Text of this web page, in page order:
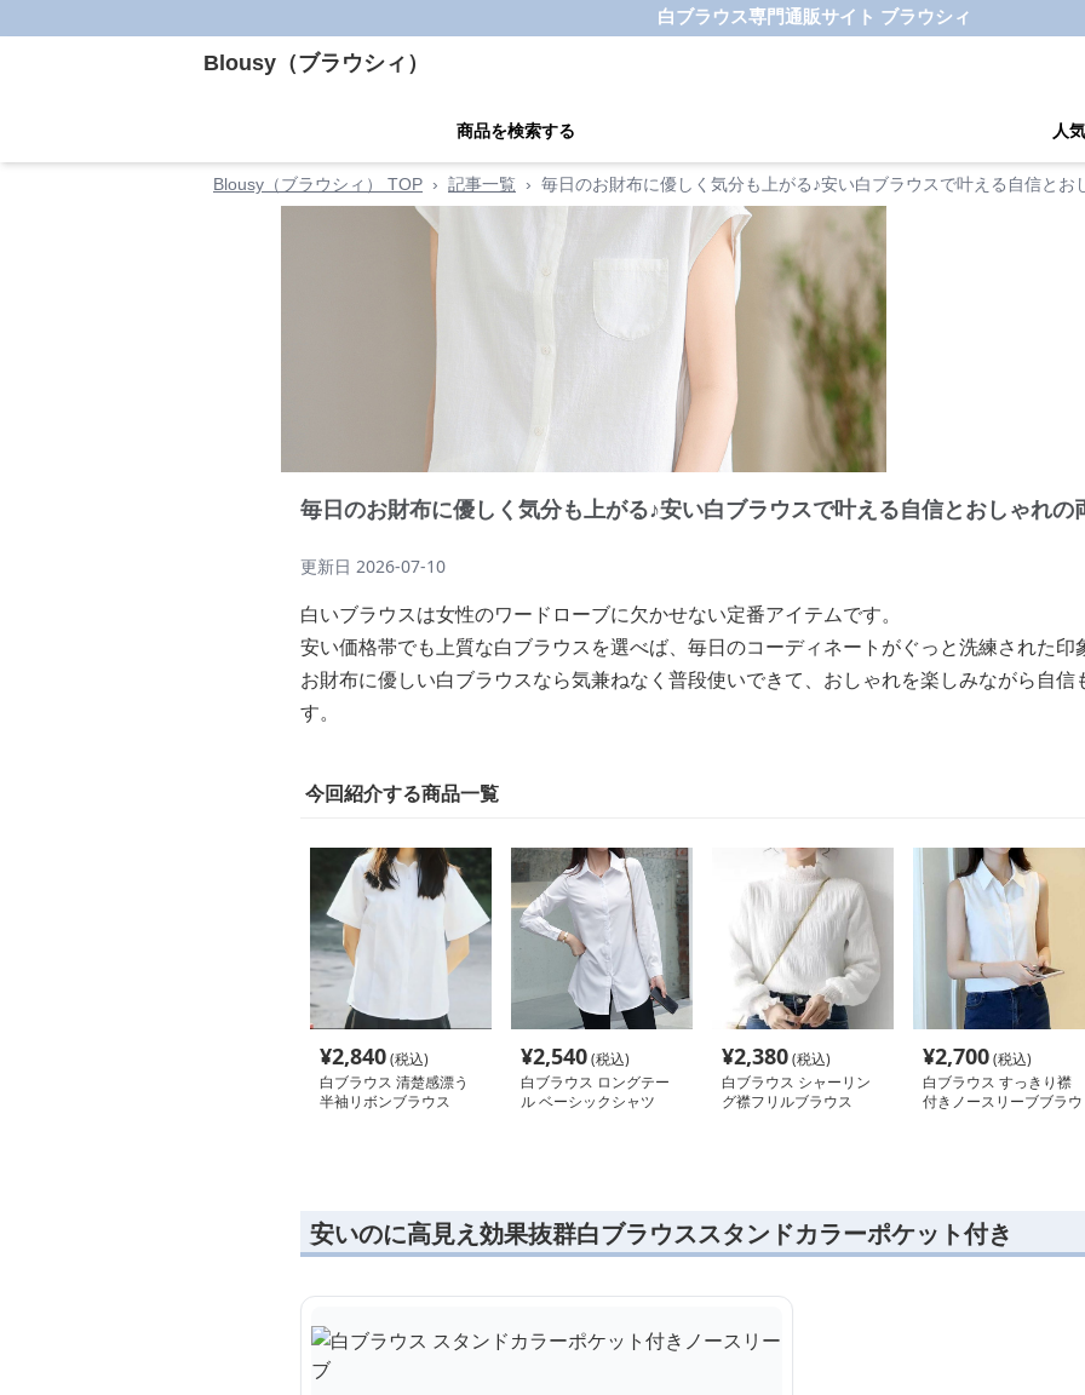
白ブラウス専門通販サイト ブラウシィ
Blousy（ブラウシィ）
商品を検索する 人
Blousy（ブラウシィ） TOP › 記事一覧 › 毎日のお財布に優しく気分も上がる♪安い白ブラウスで叶える自信とお
毎日のお財布に優しく気分も上がる♪安い白ブラウスで叶える自信とおしゃれの
更新日 2026-07-10
白いブラウスは女性のワードローブに欠かせない定番アイテムです。
安い価格帯でも上質な白ブラウスを選べば、毎日のコーディネートがぐっと洗練された印
お財布に優しい白ブラウスなら気兼ねなく普段使いできて、おしゃれを楽しみながら自信
す。
今回紹介する商品一覧
¥2,840(税込)
白ブラウス 清楚感漂う
半袖リボンブラウス
¥2,540(税込)
白ブラウス ロングテー
ル ベーシックシャツ
¥2,380(税込)
白ブラウス シャーリン
グ襟フリルブラウス
¥2,700(税込)
白ブラウス すっきり襟
付きノースリーブブラウ
安いのに高見え効果抜群白ブラウススタンドカラーポケット付き